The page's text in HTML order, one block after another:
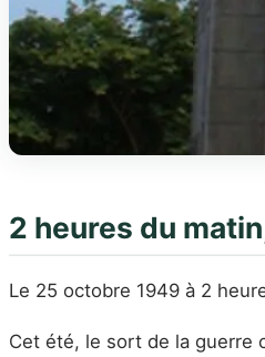
2 heures du
Le 25 octobre 1949 à 2
Cet été, le sort de la guerre